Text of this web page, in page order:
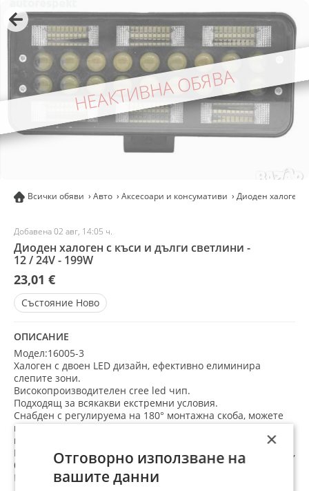
НЕАКТИВНА ОБЯВА
Всички обяви Авто Аксесоари и консумативи Диоден халоген
Добавена 02 авг, 14:05 ч.
Диоден халоген с къси и дълги светлини -
12 / 24V - 199W
23,01 €
Състояние Ново
ОПИСАНИЕ
Модел:16005-3
Халоген с двоен LED дизайн, ефективно елиминира
слепите зони.
Високопроизводителен cree led чип.
Подходящ за всякакви екстремни условия.
Снабден с регулируема на 180° монтажна скоба, можете
гъвкаво да променяте посоката на светлината според
вашите нужди.
Идеален за офроуд превозно средство, ATV, камион, лодка,
булдозер, кран и много др.
Мощност: 199W
×
Отговорно използване на
вашите данни